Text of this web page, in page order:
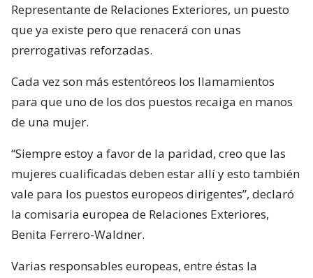
Representante de Relaciones Exteriores, un puesto
que ya existe pero que renacerá con unas
prerrogativas reforzadas.
Cada vez son más estentóreos los llamamientos
para que uno de los dos puestos recaiga en manos
de una mujer.
“Siempre estoy a favor de la paridad, creo que las
mujeres cualificadas deben estar allí y esto también
vale para los puestos europeos dirigentes”, declaró
la comisaria europea de Relaciones Exteriores,
Benita Ferrero-Waldner.
Varias responsables europeas, entre éstas la